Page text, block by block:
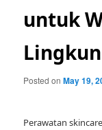
untuk
Posted onMay 19,
Perawatan